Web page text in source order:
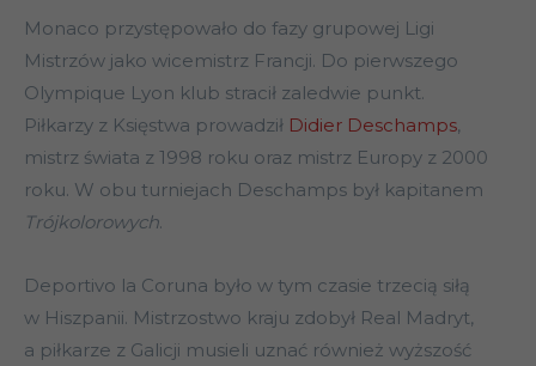
Monaco przystępowało do fazy grupowej Ligi
Mistrzów jako wicemistrz Francji. Do pierwszego
Olympique Lyon klub stracił zaledwie punkt.
Piłkarzy z Księstwa prowadził Didier Deschamps,
mistrz świata z 1998 roku oraz mistrz Europy z 2000
roku. W obu turniejach Deschamps był kapitanem
Trójkolorowych.
Deportivo la Coruna było w tym czasie trzecią siłą
w Hiszpanii. Mistrzostwo kraju zdobył Real Madryt,
a piłkarze z Galicji musieli uznać również wyższość